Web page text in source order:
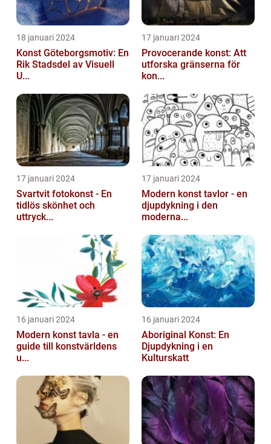
18 januari 2024
Konst Göteborgsmotiv: En
Rik Stadsdel av Visuell
U...
17 januari 2024
Provocerande konst: Att
utforska gränserna för
kon...
17 januari 2024
Svartvit fotokonst - En
tidlös skönhet och
uttryck...
17 januari 2024
Modern konst tavlor - en
djupdykning i den
moderna...
16 januari 2024
Modern konst tavla - en
guide till konstvärldens
u...
16 januari 2024
Aboriginal Konst: En
Djupdykning i en
Kulturskatt